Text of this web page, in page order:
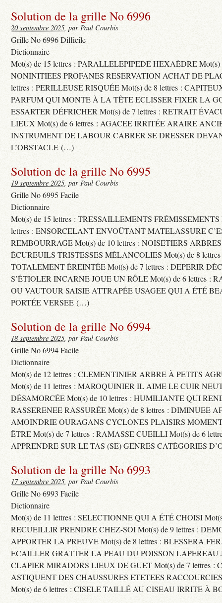
Solution de la grille No 6996
20 septembre 2025, par Paul Courbis
Grille No 6996 Difficile
Dictionnaire
Mot(s) de 15 lettres : PARALLELEPIPEDE HEXAÈDRE Mot(s)
NONINITIEES PROFANES RESERVATION ACHAT DE
lettres : PERILLEUSE RISQUÉE Mot(s) de 8 lettres :
PARFUM QUI MONTE À LA TÊTE ECLISSER FIXER LA
ESSARTER DÉFRICHER Mot(s) de 7 lettres : RETRAIT
LIEUX Mot(s) de 6 lettres : AGACEE IRRITÉE ARAIRE
INSTRUMENT DE LABOUR CABRER SE DRESSER
L’OBSTACLE (…)
Solution de la grille No 6995
19 septembre 2025, par Paul Courbis
Grille No 6995 Facile
Dictionnaire
Mot(s) de 15 lettres : TRESSAILLEMENTS FRÉMISSEMENTS
lettres : ENSORCELANT ENVOÛTANT MATELASSURE
REMBOURRAGE Mot(s) de 10 lettres : NOISETIERS
ÉCUREUILS TRISTESSES MÉLANCOLIES Mot(s) de 8
TOTALEMENT ÉREINTÉE Mot(s) de 7 lettres : DEPERIR
S’ÉTIOLER INCARNE JOUE UN RÔLE Mot(s) de 6 lettres :
OU VAUTOUR SAISIE ATTRAPÉE USAGEE QUI A ÉTÉ
PORTÉE VERSEE (…)
Solution de la grille No 6994
18 septembre 2025, par Paul Courbis
Grille No 6994 Facile
Dictionnaire
Mot(s) de 12 lettres : CLEMENTINIER ARBRE À PETITS
Mot(s) de 11 lettres : MAROQUINIER IL AIME LE CUIR
DÉSAMORCÉE Mot(s) de 10 lettres : HUMILIANTE QUI
RASSERENEE RASSURÉE Mot(s) de 8 lettres : DIMINUEE
AMOINDRIE OURAGANS CYCLONES PLAISIRS
ÊTRE Mot(s) de 7 lettres : RAMASSE CUEILLI Mot(s) de 6
APPRENDRE SUR LE TAS (SE) GENRES CATÉGORIES
Solution de la grille No 6993
17 septembre 2025, par Paul Courbis
Grille No 6993 Facile
Dictionnaire
Mot(s) de 11 lettres : SELECTIONNE QUI A ÉTÉ CHOISI
RECUEILLIR PRENDRE CHEZ-SOI Mot(s) de 9 lettres :
APPORTER LA PREUVE Mot(s) de 8 lettres : BLESSERA
ECAILLER GRATTER LA PEAU DU POISSON LAPEREAU
CLAPIER MIRADORS LIEUX DE GUET Mot(s) de 7 lettres :
ASTIQUENT DES CHAUSSURES ETETEES
Mot(s) de 6 lettres : CISELE TAILLÉ AU CISEAU IRRITE À